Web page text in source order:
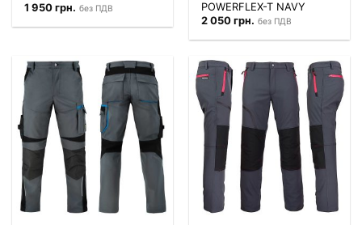
1 950грн. без ПДВ
POWERFLEX-T NAVY
2 050грн. без ПДВ